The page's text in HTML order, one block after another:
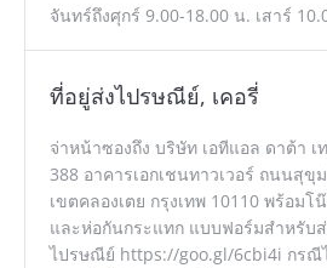
จันทร์ถึงศุกร์ 9.00-18.00 น. เสาร์
ที่อยู่ส่งไปรษณีย์, เคอรี่
จ่าหน้าซองถึง บริษัท เอทีแอล ดาต้า
388 อาคารเอกเชนทาวเวอร์ ถนนสุขุ
เขตคลองเตย กรุงเทพ 10110 พร้อมโ
และห่อกันกระแทก แบบฟอร์มสำหรับ
ไปรษณีย์ https://goo.gl/6cbi4i กรณี